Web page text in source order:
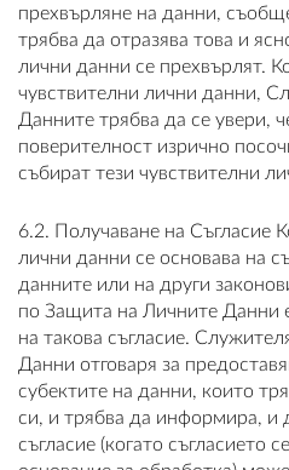
прехвърляне на данни,
трябва да отразява това и
лични данни се прехвърлят.
чувствителни лични данни,
Данните трябва да се увери,
поверителност изрично
събират тези чувствителни
6.2. Получаване на Съгласие
лични данни се основава на
данните или на други
по Защита на Личните Данни
на такова съгласие.
Данни отговаря за
субектите на данни, които
си, и трябва да информира, и
съгласие (когато съгласието